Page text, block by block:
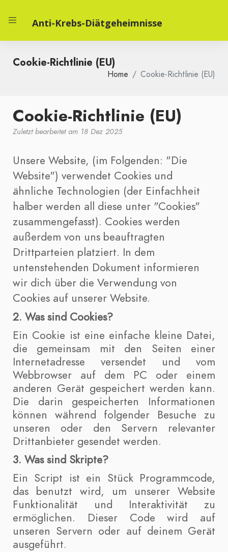
Anti-Krebs-Diätgeheimnisse
Cookie-Richtlinie (EU)
Home Cookie-Richtlinie (EU)
Cookie-Richtlinie (EU)
Zuletzt bearbeitet am 18 Dez 2025
Unsere Website, (im Folgenden: "Die
Website") verwendet Cookies und
ähnliche Technologien (der Einfachheit
halber werden all diese unter "Cookies"
zusammengefasst). Cookies werden
außerdem von uns beauftragten
Drittparteien platziert. In dem
untenstehenden Dokument informieren
wir dich über die Verwendung von
Cookies auf unserer Website.
2. Was sind Cookies?
Ein Cookie ist eine einfache kleine Datei,
die gemeinsam mit den Seiten einer
Internetadresse versendet und vom
Webbrowser auf dem PC oder einem
anderen Gerät gespeichert werden kann.
Die darin gespeicherten Informationen
können während folgender Besuche zu
unseren oder den Servern relevanter
Drittanbieter gesendet werden.
3. Was sind Skripte?
Ein Script ist ein Stück Programmcode,
das benutzt wird, um unserer Website
Funktionalität und Interaktivität zu
ermöglichen. Dieser Code wird auf
unseren Servern oder auf deinem Gerät
ausgeführt.